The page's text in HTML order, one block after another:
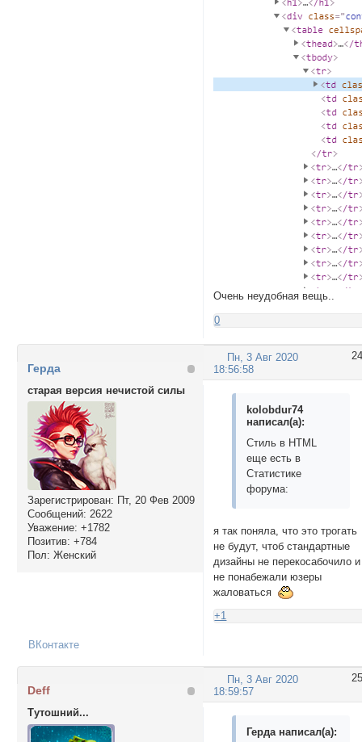
Очень неудобная вещь..
0
24
Пн, 3 Авг 2020
18:56:58
Герда
старая версия нечистой силы
Зарегистрирован: Пт, 20 Фев 2009
Сообщений: 2622
Уважение: +1782
Позитив: +784
Пол: Женский
kolobdur74
написал(а):
Стиль в HTML
еще есть в
Статистике
форума:
я так поняла, что это трогать
не будут, чтоб стандартные
дизайны не перекосабочило и
не понабежали юзеры
жаловаться
+1
ВКонтакте
25
Пн, 3 Авг 2020
18:59:57
Deff
Тутошний...
Герда написал(а):